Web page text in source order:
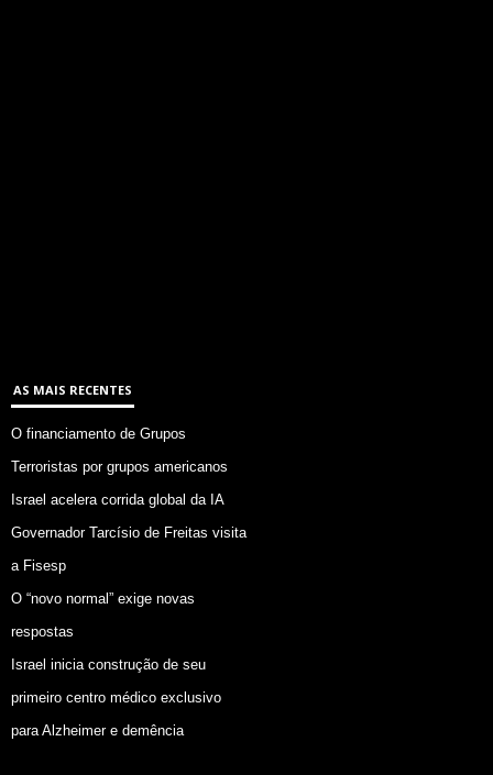
AS MAIS RECENTES
O financiamento de Grupos
Terroristas por grupos americanos
Israel acelera corrida global da IA
Governador Tarcísio de Freitas visita
a Fisesp
O “novo normal” exige novas
respostas
Israel inicia construção de seu
primeiro centro médico exclusivo
para Alzheimer e demência